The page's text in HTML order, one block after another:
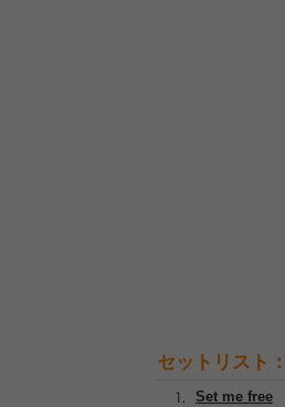
セットリスト：
Set me free